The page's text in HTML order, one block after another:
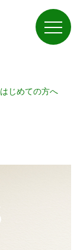
はじめての方へ